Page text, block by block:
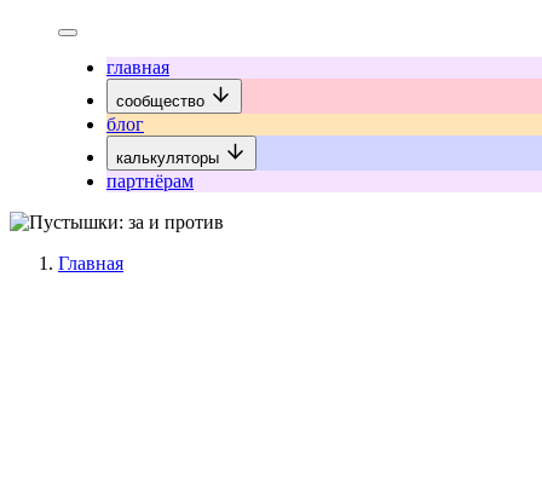
главная
сообщество
блог
калькуляторы
партнёрам
Главная